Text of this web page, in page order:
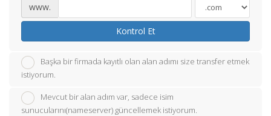
www.
Kontrol Et
Başka bir firmada kayıtlı olan alan adımı size transfer etmek
istiyorum.
Mevcut bir alan adım var, sadece isim
sunucularını(nameserver) güncellemek istiyorum.